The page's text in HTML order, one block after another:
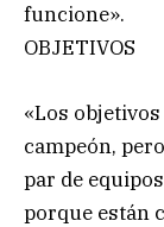
funcione».
OBJETIVOS
«Los
campeón,
par de
porque están